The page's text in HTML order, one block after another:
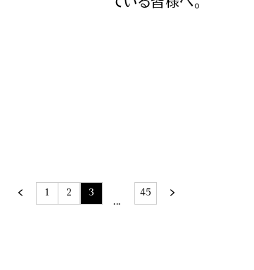
ている皆様へ。
1 2 3 45